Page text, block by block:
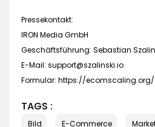
Pressekontakt:
IRON Media GmbH
Geschäftsführung: Sebastian
E-Mail: support@szalinski.io
Formular: https://
TAGS :
Bild E-Commerce